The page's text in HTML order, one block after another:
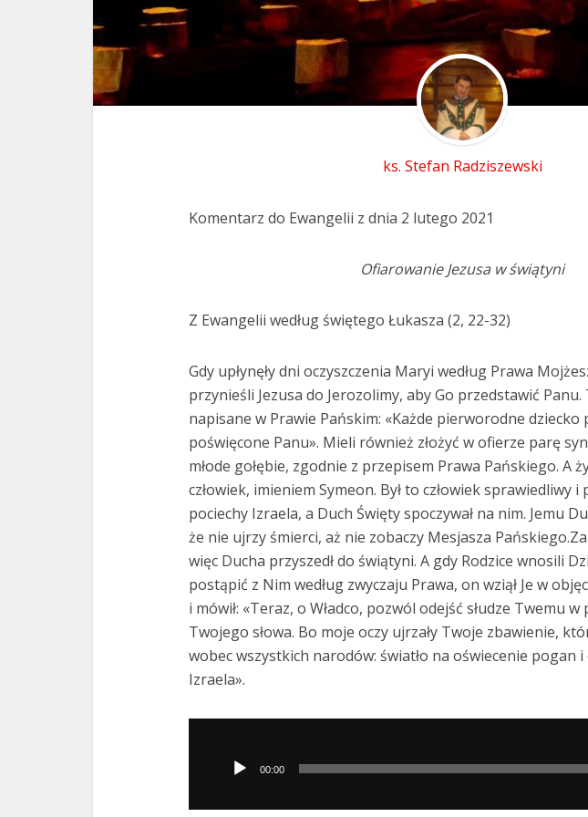
ks. Stefan Radziszewski
Komentarz do Ewangelii z dnia 2 lutego 2021
Ofiarowanie Jezusa w świątyni
Z Ewangelii według świętego Łukasza (2, 22-32)
Gdy upłynęły dni oczyszczenia Maryi według Prawa
przynieśli Jezusa do Jerozolimy, aby Go przedstawić
napisane w Prawie Pańskim: «Każde pierworodne dziecko
poświęcone Panu». Mieli również złożyć w ofierze parę
młode gołębie, zgodnie z przepisem Prawa Pańskiego. A
człowiek, imieniem Symeon. Był to człowiek sprawiedliwy i
pociechy Izraela, a Duch Święty spoczywał na nim. Jemu
że nie ujrzy śmierci, aż nie zobaczy Mesjasza
więc Ducha przyszedł do świątyni. A gdy Rodzice wnosili
postąpić z Nim według zwyczaju Prawa, on wziął Je w
i mówił: «Teraz, o Władco, pozwól odejść słudze Twemu
Twojego słowa. Bo moje oczy ujrzały Twoje zbawienie,
wobec wszystkich narodów: światło na oświecenie pogan i
Izraela».
dźwiękowych
00:00